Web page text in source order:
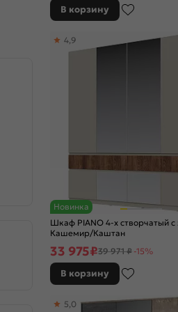
В корзину
Новинка
Шкаф PIANO 4-х створчатый с
Кашемир/Каштан
4,9
33 975₽39 971 ₽ -15%
В корзину
5,0